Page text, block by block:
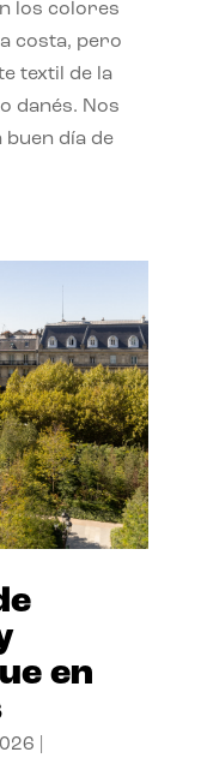
los colores
costa, pero
textil de la
danés. Nos
buen día de
en